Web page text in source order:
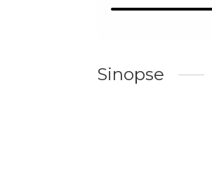
Sinopse